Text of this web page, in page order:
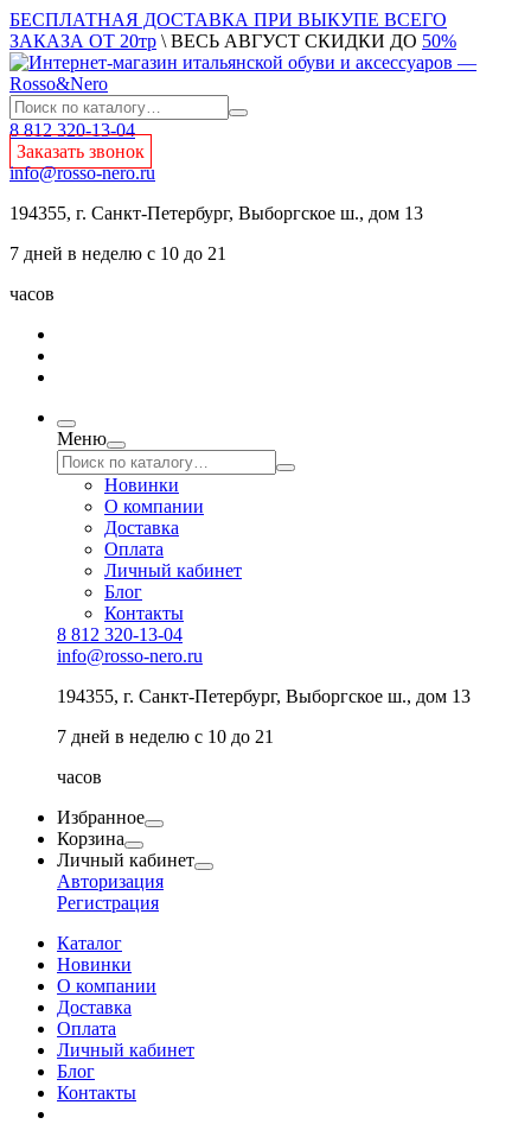
БЕСПЛАТНАЯ ДОСТАВКА ПРИ ВЫКУПЕ ВСЕГО
ЗАКАЗА ОТ 20тр \ ВЕСЬ АВГУСТ СКИДКИ ДО 50%
8 812 320-13-04
Заказать звонок
info@rosso-nero.ru
194355, г. Санкт-Петербург, Выборгское ш., дом 13
7 дней в неделю с 10 до 21
часов
Меню
Новинки
О компании
Доставка
Оплата
Личный кабинет
Блог
Контакты
8 812 320-13-04
info@rosso-nero.ru
194355, г. Санкт-Петербург, Выборгское ш., дом 13
7 дней в неделю с 10 до 21
часов
Избранное
Корзина
Личный кабинет
Авторизация
Регистрация
Каталог
Новинки
О компании
Доставка
Оплата
Личный кабинет
Блог
Контакты